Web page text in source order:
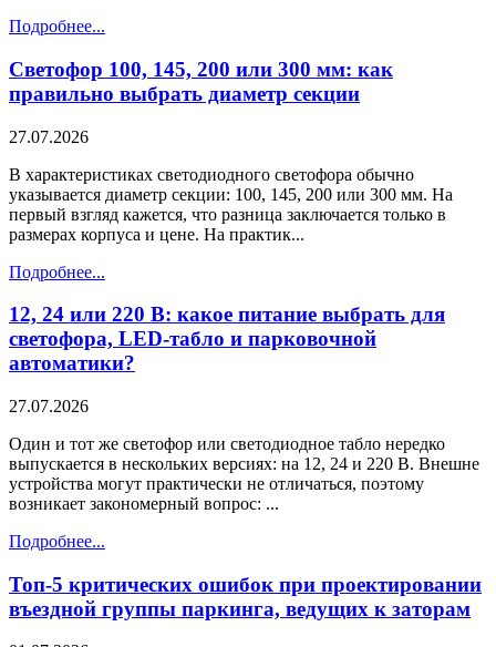
Подробнее...
Светофор 100, 145, 200 или 300 мм: как
правильно выбрать диаметр секции
27.07.2026
В характеристиках светодиодного светофора обычно
указывается диаметр секции: 100, 145, 200 или 300 мм. На
первый взгляд кажется, что разница заключается только в
размерах корпуса и цене. На практик...
Подробнее...
12, 24 или 220 В: какое питание выбрать для
светофора, LED-табло и парковочной
автоматики?
27.07.2026
Один и тот же светофор или светодиодное табло нередко
выпускается в нескольких версиях: на 12, 24 и 220 В. Внешне
устройства могут практически не отличаться, поэтому
возникает закономерный вопрос: ...
Подробнее...
Топ-5 критических ошибок при проектировании
въездной группы паркинга, ведущих к заторам